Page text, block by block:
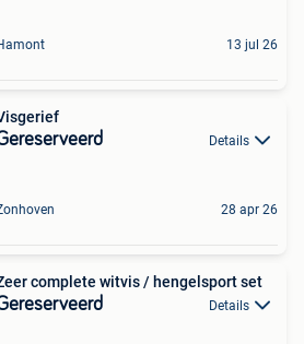
13 jul 26
Details
28 apr 26
complete witvis / hengelsport set
Details